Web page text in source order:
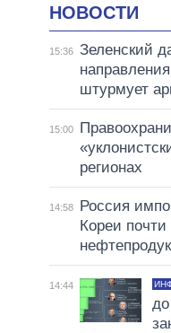
НОВОСТИ
15:36 Зеленский
штурмует
15:00
регионах
14:58
Россия
Кореи
14:44
до